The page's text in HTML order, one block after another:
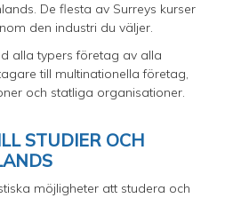
De flesta av Surreys kurser
den industri du väljer.
alla typers företag av alla
till multinationella företag,
och statliga organisationer.
STUDIER OCH
möjligheter att studera och